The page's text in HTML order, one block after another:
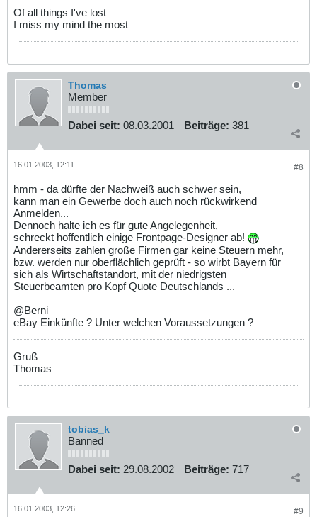
Of all things I've lost
I miss my mind the most
Thomas
Member
Dabei seit: 08.03.2001 Beiträge: 381
#8
16.01.2003, 12:11
hmm - da dürfte der Nachweiß auch schwer sein,
kann man ein Gewerbe doch auch noch rückwirkend
Anmelden...
Dennoch halte ich es für gute Angelegenheit,
schreckt hoffentlich einige Frontpage-Designer ab!
Andererseits zahlen große Firmen gar keine Steuern mehr,
bzw. werden nur oberflächlich geprüft - so wirbt Bayern für
sich als Wirtschaftstandort, mit der niedrigsten
Steuerbeamten pro Kopf Quote Deutschlands ...
@Berni
eBay Einkünfte ? Unter welchen Voraussetzungen ?
Gruß
Thomas
tobias_k
Banned
Dabei seit: 29.08.2002 Beiträge: 717
#9
16.01.2003, 12:26